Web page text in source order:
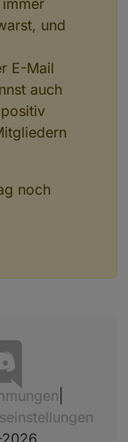
und
E-Mail
auch
noch